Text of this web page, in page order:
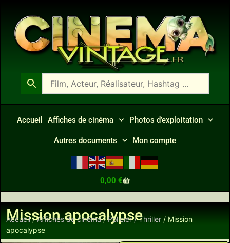
Accueil Affiches de cinéma Photos d’exploitation
Autres documents Mon compte
0,00 €
Mission apocalypse
Accueil/Affiches de cinéma/Policier / Thriller / Mission
apocalypse